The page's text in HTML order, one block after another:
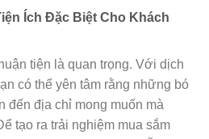
Ích Đặc Biệt Cho Khách
tiện là quan trọng. Với dịch
có thể yên tâm rằng những bó
đến địa chỉ mong muốn mà
tạo ra trải nghiệm mua sắm